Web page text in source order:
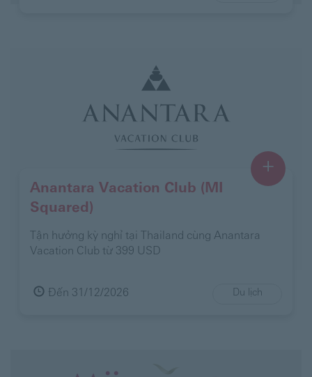
Anantara Vacation Club (MI
Squared)
Tận hưởng kỳ nghỉ tại Thailand cùng Anantara
Vacation Club từ 399 USD
Đến 31/12/2026
+
Du lịch